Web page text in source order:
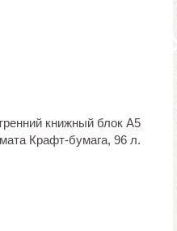
книжный блок А5
Крафт-бумага, 96 л.